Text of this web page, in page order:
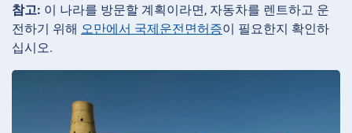
참고: 이 나라를 방문할 계획이라면, 자동차를 렌트하고 운
전하기 위해 오만에서 국제운전면허증이 필요한지 확인하
십시오.